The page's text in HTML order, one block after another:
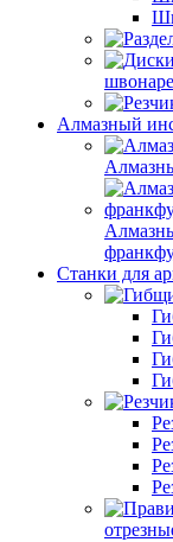
Алмазный
Станки для